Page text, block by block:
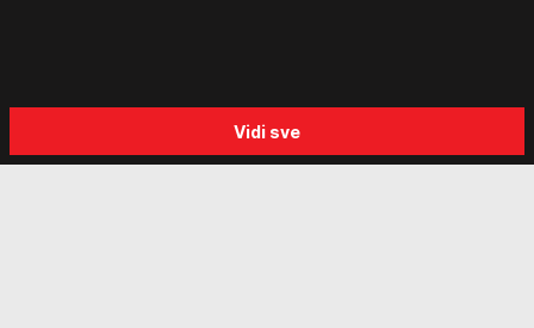
Vidi sve